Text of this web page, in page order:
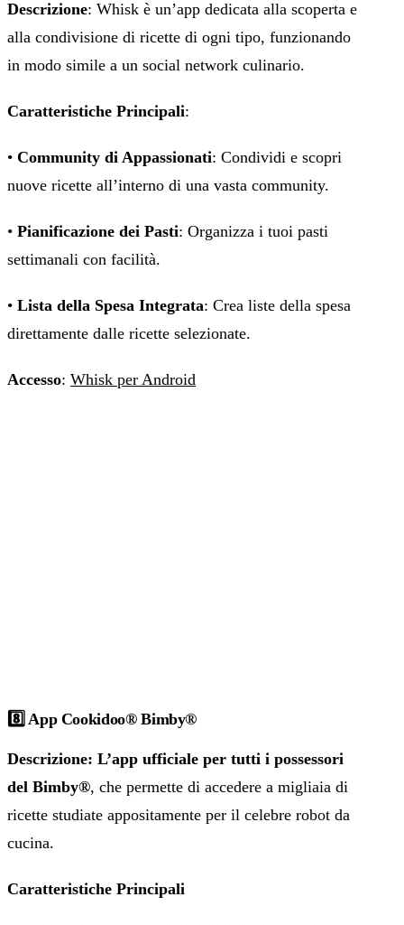
Descrizione: Whisk è un’app dedicata alla scoperta e
alla condivisione di ricette di ogni tipo, funzionando
in modo simile a un social network culinario.
Caratteristiche Principali:
• Community di Appassionati: Condividi e scopri
nuove ricette all’interno di una vasta community.
• Pianificazione dei Pasti: Organizza i tuoi pasti
settimanali con facilità.
• Lista della Spesa Integrata: Crea liste della spesa
direttamente dalle ricette selezionate.
Accesso: Whisk per Android
8️⃣ App Cookidoo® Bimby®
Descrizione: L’app ufficiale per tutti i possessori
del Bimby®, che permette di accedere a migliaia di
ricette studiate appositamente per il celebre robot da
cucina.
Caratteristiche Principali